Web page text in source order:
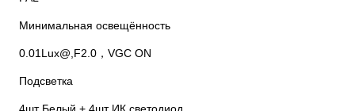
Минимальная освещённость
0.01Lux@,F2.0，VGC ON
Подсветка